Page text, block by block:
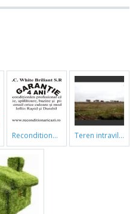
reconditionari cazi de baie teren intravilan